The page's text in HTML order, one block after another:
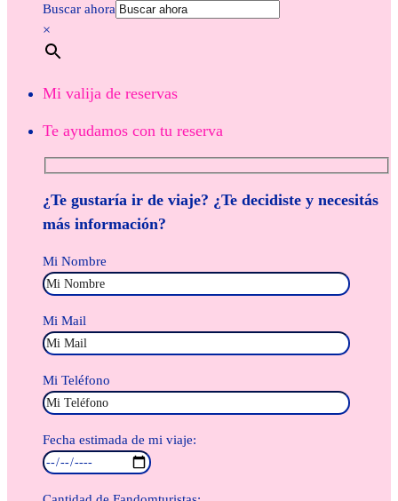
Buscar ahora
×
Mi valija de reservas
Te ayudamos con tu reserva
¿Te gustaría ir de viaje? ¿Te decidiste y necesitás
más información?
Mi Nombre
Mi Mail
Mi Teléfono
Fecha estimada de mi viaje: